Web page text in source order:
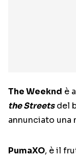
The Weeknd è
the Streetsdel
annunciato una
PumaXO, è il